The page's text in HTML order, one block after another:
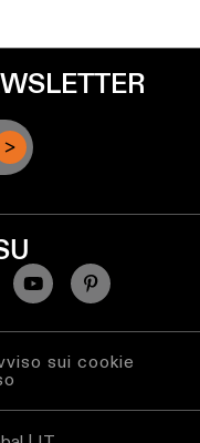
sui cookie